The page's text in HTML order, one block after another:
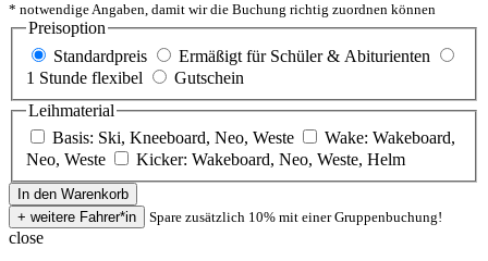
* notwendige Angaben, damit wir die Buchung richtig zuordnen können
Preisoption
Standardpreis
Ermäßigt für Schüler & Abiturienten
1 Stunde flexibel
Gutschein
Leihmaterial
Basis: Ski, Kneeboard, Neo, Weste
Wake: Wakeboard,
Neo, Weste
Kicker: Wakeboard, Neo, Weste, Helm
Spare zusätzlich 10% mit einer Gruppenbuchung!
close